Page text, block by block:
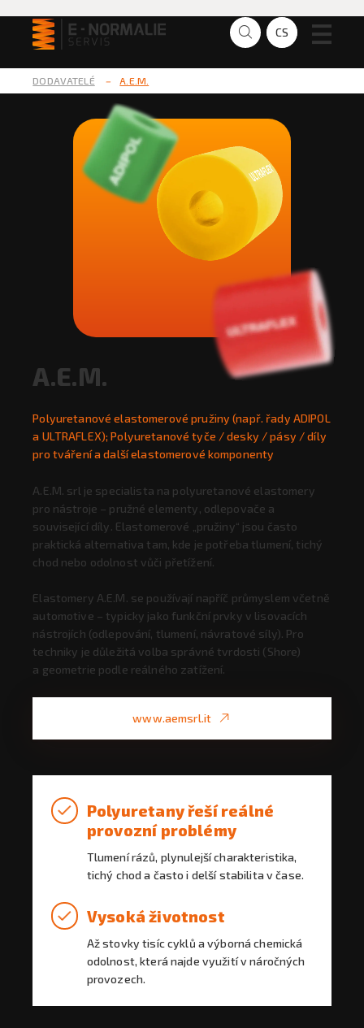
CS
DODAVATELÉ – A.E.M.
A.E.M.
Polyuretanové elastomerové pružiny (např. řady ADIPOL
a ULTRAFLEX); Polyuretanové tyče / desky / pásy / díly
pro tváření a další elastomerové komponenty
A.E.M. srl je specialista na polyuretanové elastomery
pro nástroje – pružné elementy, odlepovače a
související díly. Elastomerové „pružiny“ jsou často
praktická alternativa tam, kde je potřeba tlumení, tichý
chod nebo odolnost vůči přetížení.
Elastomery A.E.M. se používají napříč průmyslem včetně
automotive – typicky jako funkční prvky v lisovacích
nástrojích (odlepování, tlumení, návratové síly). Pro
techniky je důležitá volba správné tvrdosti (Shore)
a geometrie podle reálného zatížení.
www.aemsrl.it
Polyuretany řeší reálné
provozní problémy
Tlumení rázů, plynulejší charakteristika,
tichý chod a často i delší stabilita v čase.
Vysoká životnost
Až stovky tisíc cyklů a výborná chemická
odolnost, která najde využití v náročných
provozech.